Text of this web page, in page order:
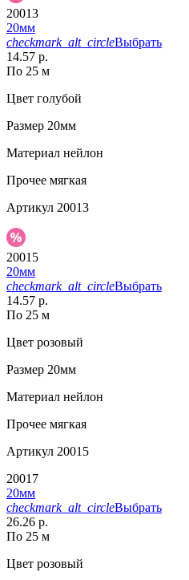
20013
20мм
checkmark_alt_circleВыбрать
14.57 р.
По 25 м
Цвет голубой
Размер 20мм
Материал нейлон
Прочее мягкая
Артикул 20013
20015
20мм
checkmark_alt_circleВыбрать
14.57 р.
По 25 м
Цвет розовый
Размер 20мм
Материал нейлон
Прочее мягкая
Артикул 20015
20017
20мм
checkmark_alt_circleВыбрать
26.26 р.
По 25 м
Цвет розовый